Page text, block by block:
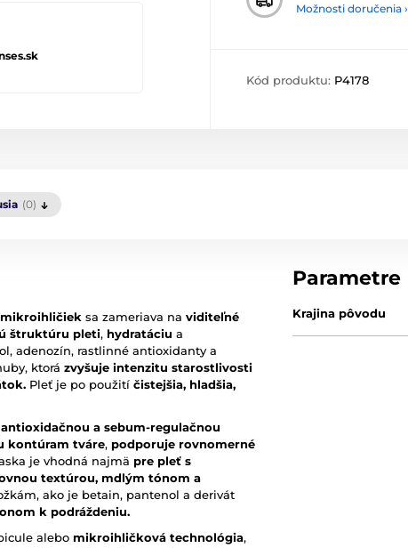
Možnosti doručenia ›
Kód produktu: P4178
(0)
mikroihličiek sa zameriava na viditeľné
štruktúru pleti, hydratáciu a
adenozín, rastlinné antioxidanty a
ktorá zvyšuje intenzitu starostlivosti
Pleť je po použití čistejšia, hladšia,
a sebum-regulačnou
kontúram tváre, podporuje rovnomerné
je vhodná najmä pre pleť s
textúrou, mdlým tónom a
ako je betain, pantenol a derivát
k podráždeniu.
alebo mikroihličková technológia,
Parametre
Krajina pôvodu